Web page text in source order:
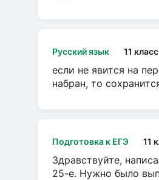
Русский язык 11 класс
если не явится на
набран, то
Подготовка к ЕГЭ 11
Здравствуйте,
25-е. Нужно было